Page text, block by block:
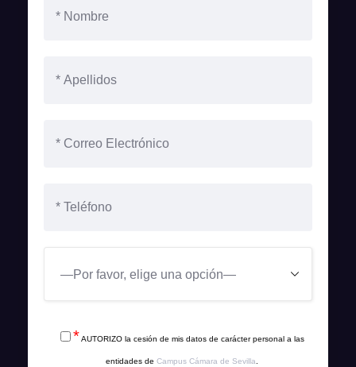
* AUTORIZO la cesión de mis datos de carácter personal a las
entidades de Campus Cámara de Sevilla.